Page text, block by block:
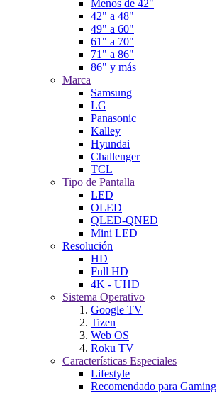
Menos de 42"
42" a 48"
49" a 60"
61" a 70"
71" a 86"
86" y más
Marca
Samsung
LG
Panasonic
Kalley
Hyundai
Challenger
TCL
Tipo de Pantalla
LED
OLED
QLED-QNED
Mini LED
Resolución
HD
Full HD
4K - UHD
Sistema Operativo
Google TV
Tizen
Web OS
Roku TV
Características Especiales
Lifestyle
Recomendado para Gaming